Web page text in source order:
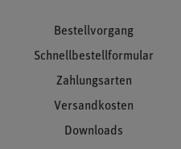
Bestellvorgang
Schnellbestellformular
Zahlungsarten
Versandkosten
Downloads